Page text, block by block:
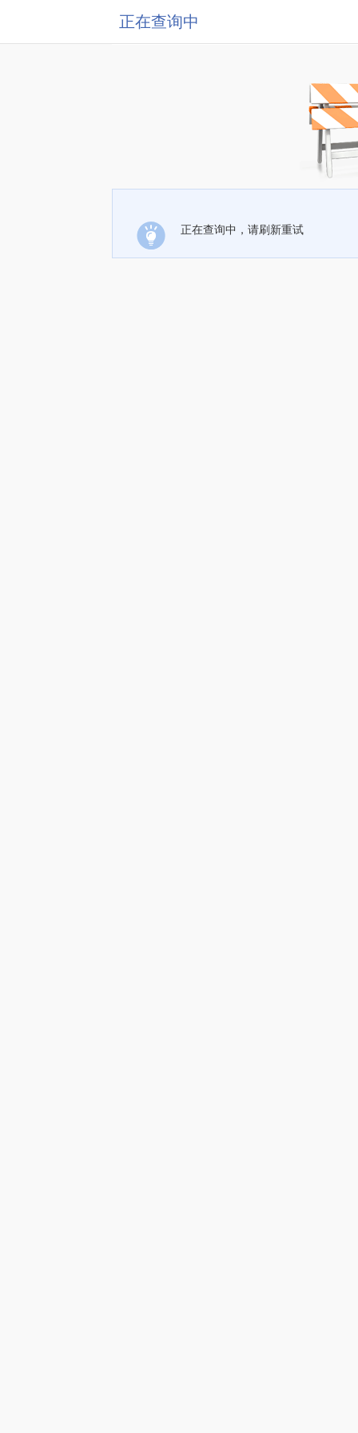
正在查询中
正在查询中，请刷新重试